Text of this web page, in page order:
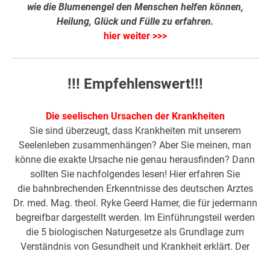
wie die Blumenengel den Menschen helfen können,
Heilung, Glück und Fülle zu erfahren.
hier weiter >>>
!!! Empfehlenswert!!!
Die seelischen Ursachen der Krankheiten
Sie sind überzeugt, dass Krankheiten mit unserem
Seelenleben zusammenhängen? Aber Sie meinen, man
könne die exakte Ursache nie genau herausfinden? Dann
sollten Sie nachfolgendes lesen! Hier erfahren Sie
die bahnbrechenden Erkenntnisse des deutschen Arztes
Dr. med. Mag. theol. Ryke Geerd Hamer, die für jedermann
begreifbar dargestellt werden. Im Einführungsteil werden
die 5 biologischen Naturgesetze als Grundlage zum
Verständnis von Gesundheit und Krankheit erklärt. Der